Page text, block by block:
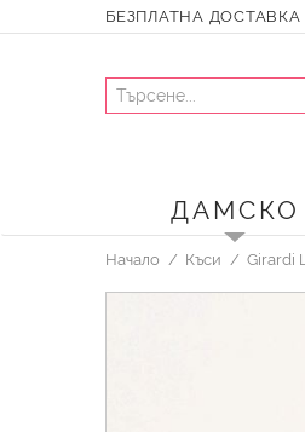
БЕЗПЛАТНА ДОСТАВКА
ДАМСКО
Начало Къси Girardi